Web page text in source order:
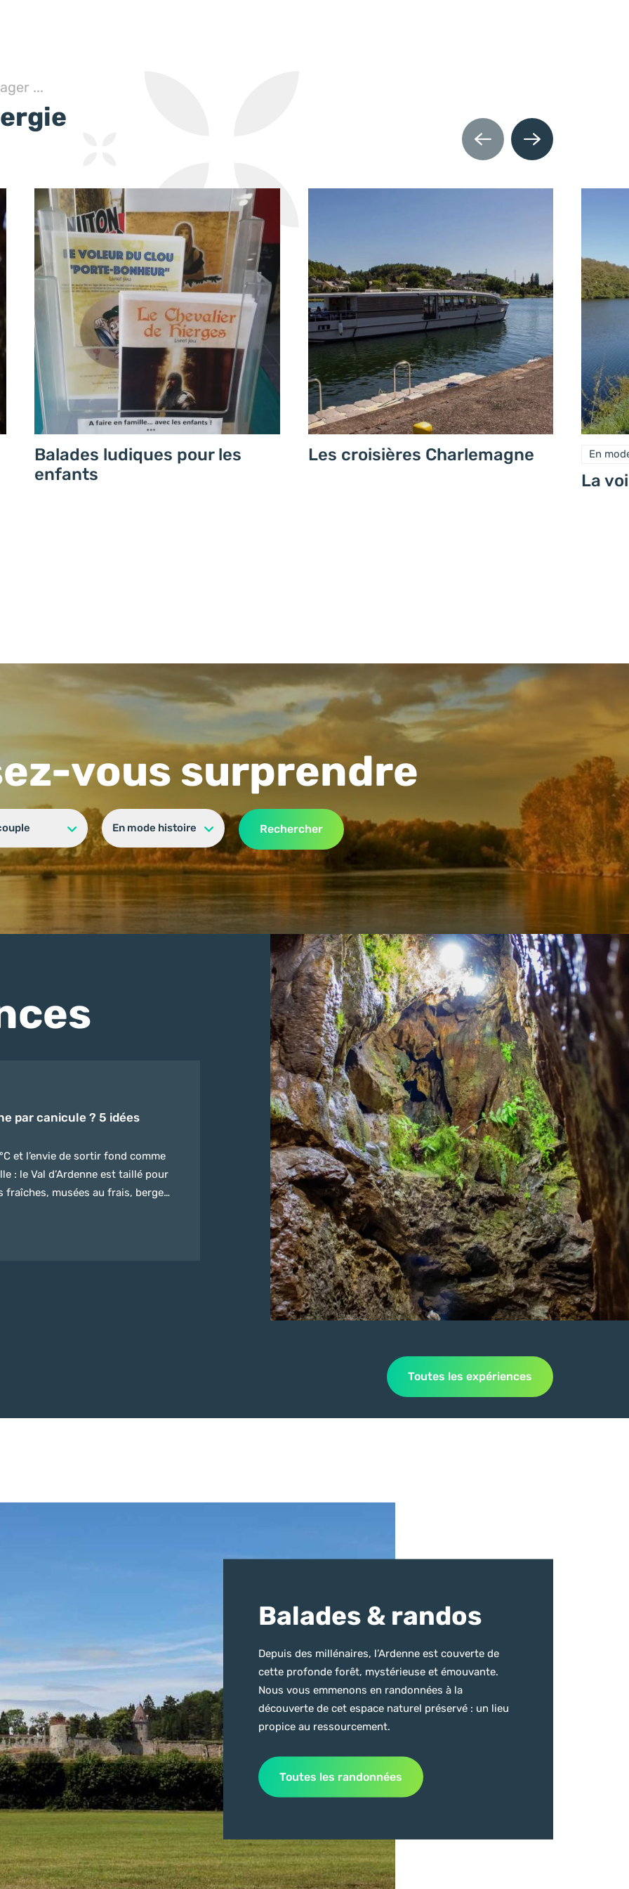
Balades & randos
Depuis des millénaires, l’Ardenne est couverte de
cette profonde forêt, mystérieuse et émouvante.
Nous vous emmenons en randonnées à la
découverte de cet espace naturel préservé : un lieu
propice au ressourcement.
Toutes les randonnées
vous surprendre
par canicule ? 5 idées
et l’envie de sortir fond comme
: le Val d’Ardenne est taillé pour
fraîches, musées au frais, berges
Toutes les expériences
...
Balades ludiques pour les
enfants
Les croisières Charlemagne En
La